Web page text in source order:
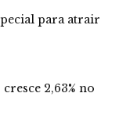
para atrair
2,63% no